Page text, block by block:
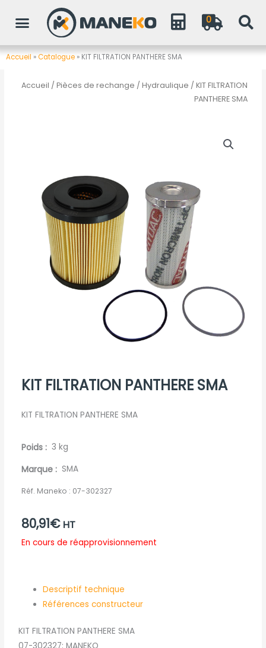
0
Accueil »Catalogue » KIT FILTRATION PANTHERE SMA
Accueil / Pièces de rechange / Hydraulique / KIT FILTRATION
PANTHERE SMA
KIT FILTRATION PANTHERE SMA
KIT FILTRATION PANTHERE SMA
Poids 3 kg
Marque SMA
Réf. Maneko : 07-302327
80,91€ HT
En cours de réapprovisionnement
Descriptif technique
Références constructeur
KIT FILTRATION PANTHERE SMA